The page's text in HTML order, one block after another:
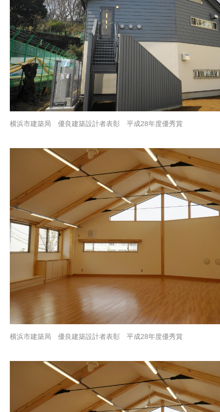
横浜市建築局 優良建築設計者表彰 平成28年度優秀賞
横浜市建築局 優良建築設計者表彰 平成28年度優秀賞